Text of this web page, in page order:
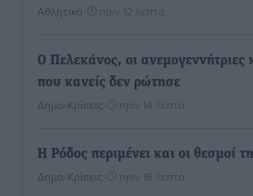
Αθλητικά πριν 12 λεπτά
Ο Πελεκάνος, οι ανεμογεννήτριες
που κανείς δεν ρώτησε
Δημο-Κρίσεις πριν 14 λεπτά
Η Ρόδος περιμένει και οι θεσμοί
Δημο-Κρίσεις πριν 16 λεπτά